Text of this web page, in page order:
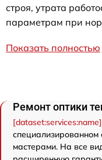
строя, утрата
параметрам при
Показать полностью
Ремонт оптики
мастерами. На все